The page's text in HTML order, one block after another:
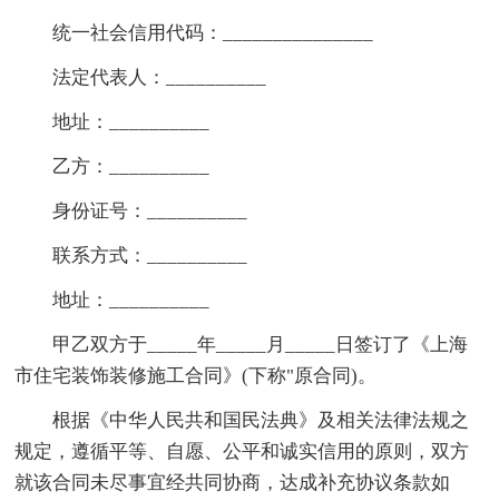
统一社会信用代码：_______________
法定代表人：__________
地址：__________
乙方：__________
身份证号：__________
联系方式：__________
地址：__________
甲乙双方于_____年_____月_____日签订了《上海
市住宅装饰装修施工合同》(下称"原合同)。
根据《中华人民共和国民法典》及相关法律法规之
规定，遵循平等、自愿、公平和诚实信用的原则，双方
就该合同未尽事宜经共同协商，达成补充协议条款如